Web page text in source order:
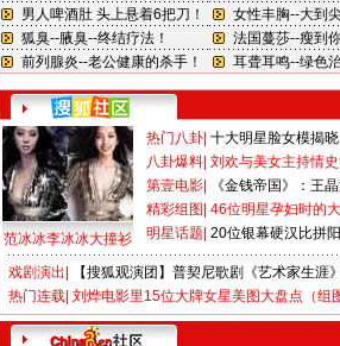
范冰冰李冰冰大撞衫
热门八卦 十大明星脸女模揭晓
八卦爆料 刘欢与美女主持情
第壹电影
《金钱帝国》：王
精彩组图 46位明星孕妇时的
明星话题 20位银幕硬汉比拼
戏剧演出
【搜狐观演团】普契尼歌剧《艺术家生涯
热门连载 刘烨电影里15位大牌女星美图大盘点（组